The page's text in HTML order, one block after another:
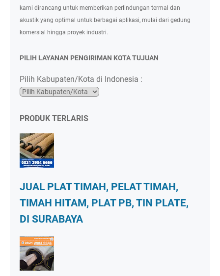
kami dirancang untuk memberikan perlindungan termal dan
akustik yang optimal untuk berbagai aplikasi, mulai dari gedung
komersial hingga proyek industri.
PILIH LAYANAN PENGIRIMAN KOTA TUJUAN
Pilih Kabupaten/Kota di Indonesia :
PRODUK TERLARIS
JUAL PLAT TIMAH, PELAT TIMAH,
TIMAH HITAM, PLAT PB, TIN PLATE,
DI SURABAYA